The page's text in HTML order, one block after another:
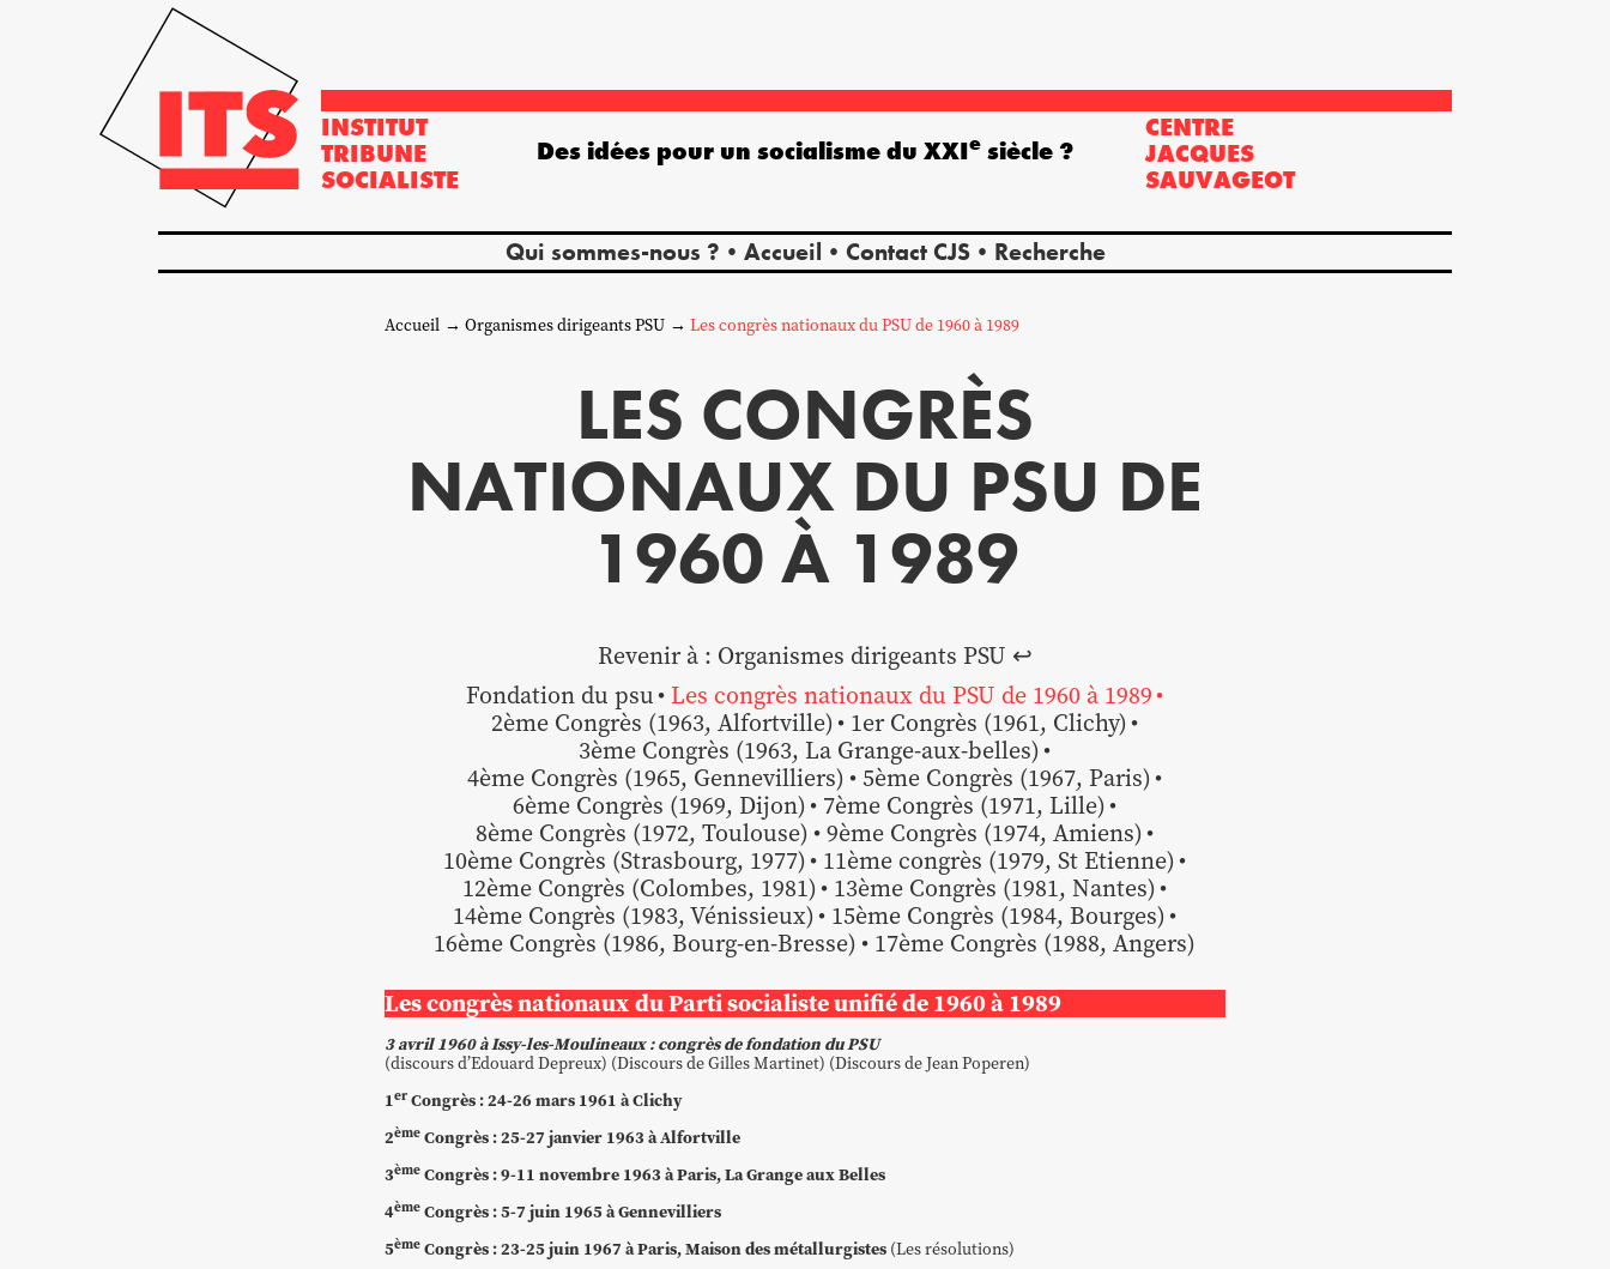
INSTITUT
TRIBUNE
SOCIALISTE
CENTRE
JACQUES
SAUVAGEOT
Qui sommes-nous ? Accueil Contact CJS Recherche
Des idées pour un socialisme du XXIe siècle ?
Accueil Organismes dirigeants PSU Les congrès nationaux du PSU de 1960 à 1989
LES CONGRÈS
NATIONAUX DU PSU DE
1960 À 1989
Revenir à : Organismes dirigeants PSU ↩︎
Fondation du psu Les congrès nationaux du PSU de 1960 à 1989
2ème Congrès (1963, Alfortville) 1er Congrès (1961, Clichy)
3ème Congrès (1963, La Grange-aux-belles)
4ème Congrès (1965, Gennevilliers)
5ème Congrès (1967, Paris)
6ème Congrès (1969, Dijon) 7ème Congrès (1971, Lille)
8ème Congrès (1972, Toulouse) 9ème Congrès (1974, Amiens)
10ème Congrès (Strasbourg, 1977) 11ème congrès (1979, St Etienne)
12ème Congrès (Colombes, 1981) 13ème Congrès (1981, Nantes)
14ème Congrès (1983, Vénissieux) 15ème Congrès (1984, Bourges)
16ème Congrès (1986, Bourg-en-Bresse)
17ème Congrès (1988, Angers)
Les congrès nationauxdu Parti socialiste unifié de 1960 à 1989
3 avril 1960à Issy-les-Moulineaux : congrès de fondation du PSU
(discours d’Edouard Depreux) (Discours de Gilles Martinet) (Discours de Jean Poperen)
1erCongrès : 24-26 mars 1961 à Clichy
2èmeCongrès : 25-27 janvier 1963 à Alfortville
3èmeCongrès : 9-11 novembre 1963 à Paris, La Grange aux Belles
4èmeCongrès : 5-7 juin 1965 à Gennevilliers
5èmeCongrès : 23-25 juin 1967 à Paris, Maison des métallurgistes (Les résolutions)